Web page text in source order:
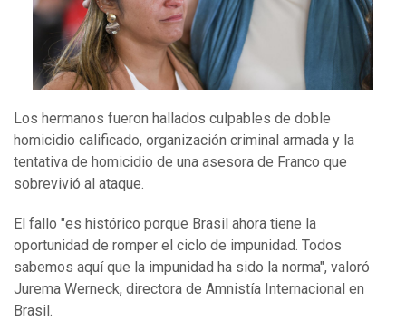
Los hermanos fueron hallados culpables de doble
homicidio calificado, organización criminal armada y la
tentativa de homicidio de una asesora de Franco que
sobrevivió al ataque.
El fallo "es histórico porque Brasil ahora tiene la
oportunidad de romper el ciclo de impunidad. Todos
sabemos aquí que la impunidad ha sido la norma", valoró
Jurema Werneck, directora de Amnistía Internacional en
Brasil.